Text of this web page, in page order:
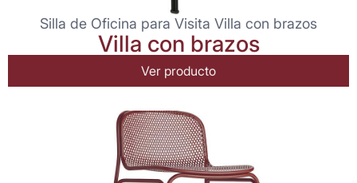
Silla de Oficina para Visita Villa con brazos
Villa con brazos
Ver producto